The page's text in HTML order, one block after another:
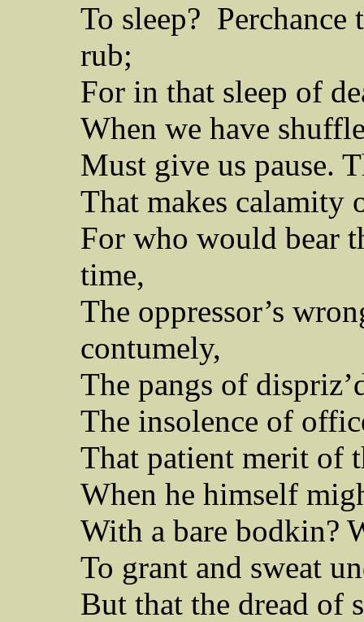
To sleep? Perchance
rub;
For in that sleep of
When we have
Must give us pause.
That makes calamity
For who would bear
time,
The oppressor’s
contumely,
The pangs of
The insolence of
That patient merit of
When he himself
With a bare bodkin?
To grant and sweat
But that the dread of